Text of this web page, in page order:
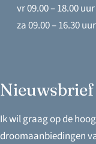
vr 09.00 – 18.00 uur
za 09.00 – 16.30 uur
Nieuwsbrief
Ik wil graag op de
droomaanbiedingen